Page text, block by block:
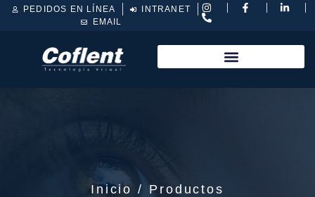
PEDIDOS EN LÍNEA
INTRANET
EMAIL
Inicio / Productos